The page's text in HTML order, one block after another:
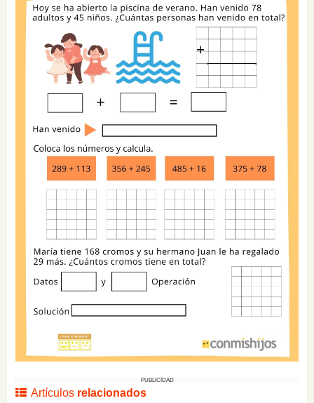
PUBLICIDAD
Artículos relacionados